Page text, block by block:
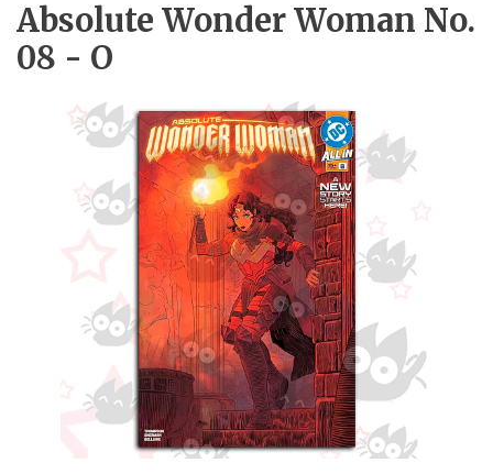
Absolute Wonder Woman No.
08 - O